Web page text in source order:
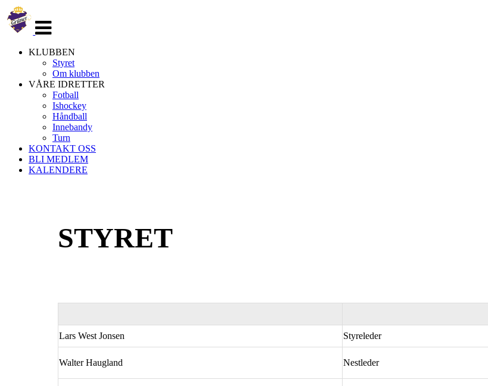
navigasjon
KLUBBEN
Styret
Om klubben
VÅRE IDRETTER
Fotball
Ishockey
Håndball
Innebandy
Turn
KONTAKT OSS
BLI MEDLEM
KALENDERE
STYRET
Lars West Jonsen Styreleder
Walter Haugland Nestleder